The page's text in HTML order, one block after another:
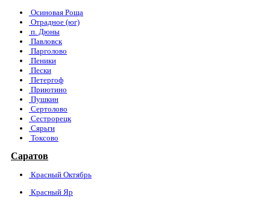
Осиновая Роща
Отрадное (юг)
п. Дюны
Павловск
Парголово
Пеники
Пески
Петергоф
Приютино
Пушкин
Сертолово
Сестрорецк
Сярьги
Токсово
Саратов
Красный Октябрь
Красный Яр